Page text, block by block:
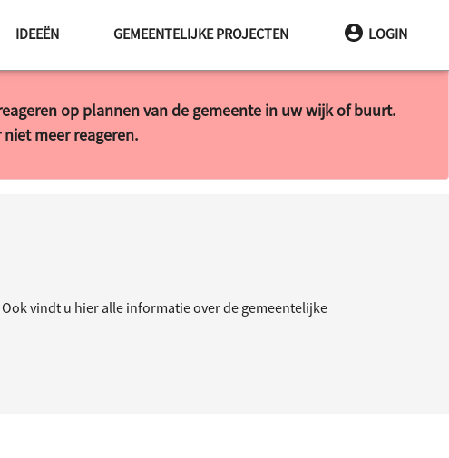
PAGINA
IDEEËN GEMEENTELIJKE PROJECTEN LOGIN
op plannen van de gemeente in uw wijk of buurt.
meer reageren.
vindt u hier alle informatie over de gemeentelijke